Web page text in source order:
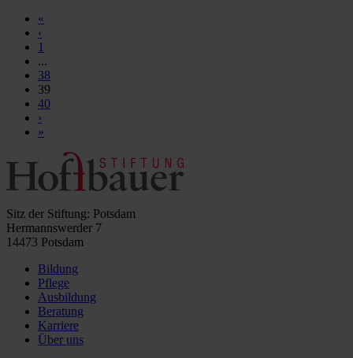
«
‹
1
...
38
39
40
›
»
Sitz der Stiftung: Potsdam
Hermannswerder 7
14473 Potsdam
Bildung
Pflege
Ausbildung
Beratung
Karriere
Über uns